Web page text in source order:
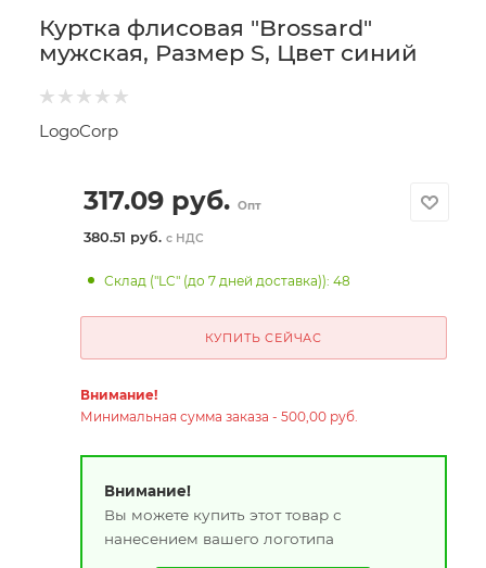
Куртка флисовая "Brossard"
мужская, Размер S, Цвет синий
LogoCorp
317.09руб. Опт
380.51 руб. с НДС
Склад ("LC" (до 7 дней доставка)): 48
КУПИТЬ СЕЙЧАС
Внимание!
Минимальная сумма заказа - 500,00 руб.
Внимание!
Вы можете купить этот товар с
нанесением вашего логотипа